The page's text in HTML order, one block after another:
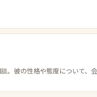
。彼の性格や態度について、